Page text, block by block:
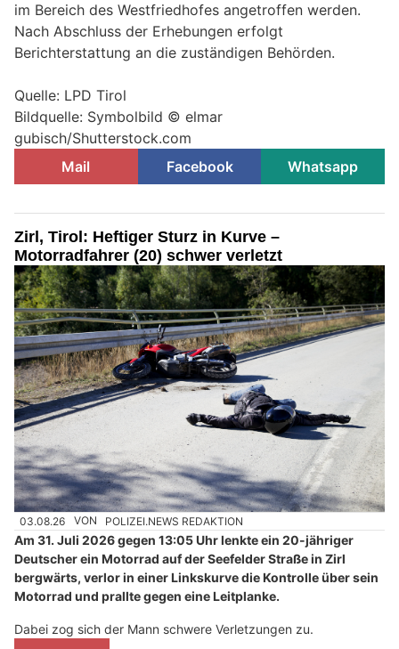
im Bereich des Westfriedhofes angetroffen werden.
Nach Abschluss der Erhebungen erfolgt
Berichterstattung an die zuständigen Behörden.
Quelle: LPD Tirol
Bildquelle: Symbolbild © elmar
gubisch/Shutterstock.com
Mail
Facebook Whatsapp
Zirl, Tirol: Heftiger Sturz in Kurve –
Motorradfahrer (20) schwer verletzt
03.08.26 VON POLIZEI.NEWS REDAKTION
Am 31. Juli 2026 gegen 13:05 Uhr lenkte ein 20-jähriger
Deutscher ein Motorrad auf der Seefelder Straße in Zirl
bergwärts, verlor in einer Linkskurve die Kontrolle über sein
Motorrad und prallte gegen eine Leitplanke.
Dabei zog sich der Mann schwere Verletzungen zu.